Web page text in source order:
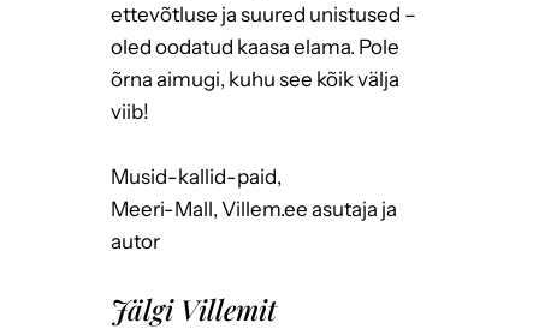
ettevõtluse ja suured unistused –
oled oodatud kaasa elama. Pole
õrna aimugi, kuhu see kõik välja
viib!
Musid-kallid-paid,
Meeri-Mall, Villem.ee asutaja ja
autor
Jälgi Villemit